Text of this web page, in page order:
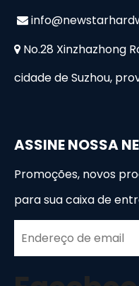
 i
 No.28 Xinzhazhong
cidade de Suzhou,
ASSINE NOSSA
Promoções, novos
para sua caixa de